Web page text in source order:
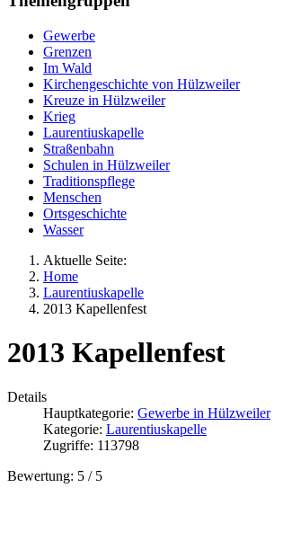
Gewerbe
Grenzen
Im Wald
Kirchengeschichte von Hülzweiler
Kreuze in Hülzweiler
Krieg
Laurentiuskapelle
Straßenbahn
Schulen in Hülzweiler
Traditionspflege
Menschen
Ortsgeschichte
Wasser
Aktuelle Seite:
Home
Laurentiuskapelle
2013 Kapellenfest
2013 Kapellenfest
Details
Hauptkategorie: Gewerbe in Hülzweiler
Kategorie: Laurentiuskapelle
Zugriffe: 113798
Bewertung: 5 / 5